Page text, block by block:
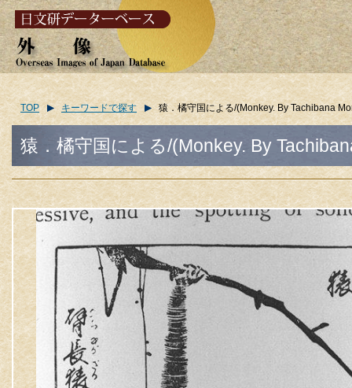
TOP キーワードで探す 猿．橘守国による/(Monkey. By Tachibana
猿．橘守国による/(Monkey. By